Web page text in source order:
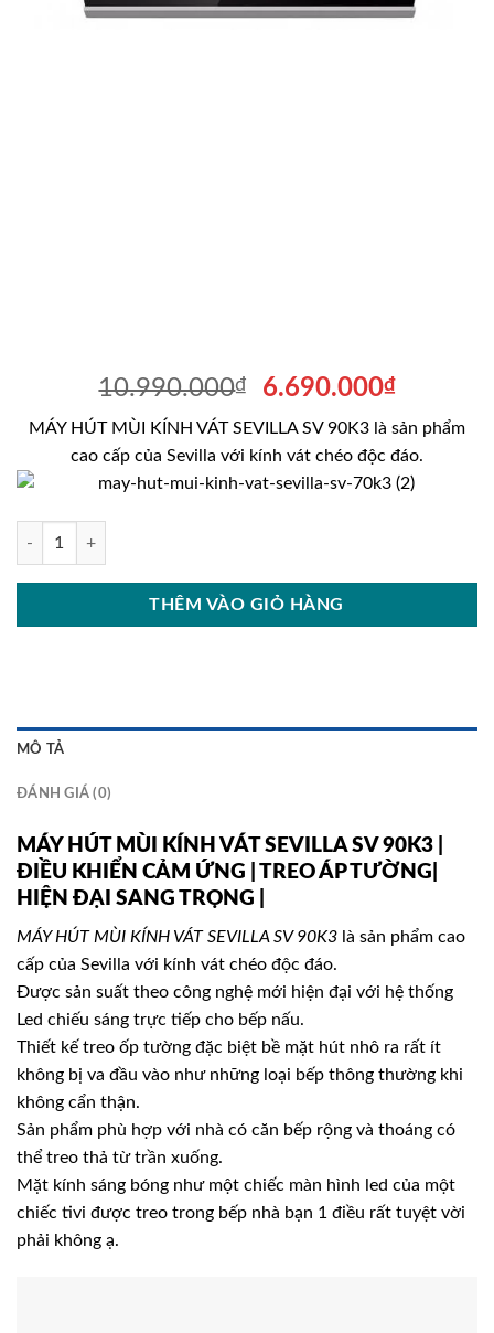
10.990.000₫
Giá
là:
10.990.000₫.
6.690.000₫Giá
tại
là:
MÁY HÚT MÙI KÍNH VÁT SEVILLA SV 90K3 là sản phẩm
cao cấp của Sevilla với kính vát chéo độc đáo.
MÁY HÚT MÙI KÍNH VÁT SEVILLA SV 90K3 số lượng
THÊM VÀO GIỎ HÀNG
MÔ TẢ
ĐÁNH GIÁ (0)
MÁY HÚT MÙI KÍNH VÁT SEVILLA SV 90K3 |
ĐIỀU KHIỂN CẢM ỨNG | TREO ÁP TƯỜNG|
HIỆN ĐẠI SANG TRỌNG |
MÁY HÚT MÙI KÍNH VÁT SEVILLA SV 90K3 là sản phẩm cao
cấp của Sevilla với kính vát chéo độc đáo.
Được sản suất theo công nghệ mới hiện đại với hệ thống
Led chiếu sáng trực tiếp cho bếp nấu.
Thiết kế treo ốp tường đặc biệt bề mặt hút nhô ra rất ít
không bị va đầu vào như những loại bếp thông thường khi
không cẩn thận.
Sản phẩm phù hợp với nhà có căn bếp rộng và thoáng có
thể treo thả từ trần xuống.
Mặt kính sáng bóng như một chiếc màn hình led của một
chiếc tivi được treo trong bếp nhà bạn 1 điều rất tuyệt vời
phải không ạ.